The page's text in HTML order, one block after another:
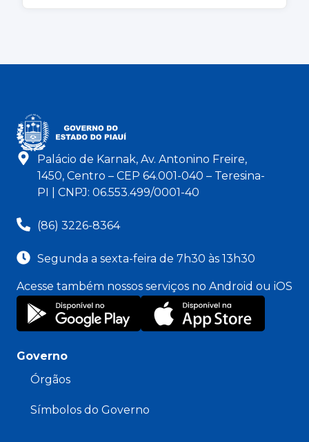
Palácio de Karnak, Av. Antonino Freire,
1450, Centro – CEP 64.001-040 – Teresina-
PI | CNPJ: 06.553.499/0001-40
(86) 3226-8364
Segunda a sexta-feira de 7h30 às 13h30
Acesse também nossos serviços no Android ou iOS
Governo
Órgãos
Símbolos do Governo